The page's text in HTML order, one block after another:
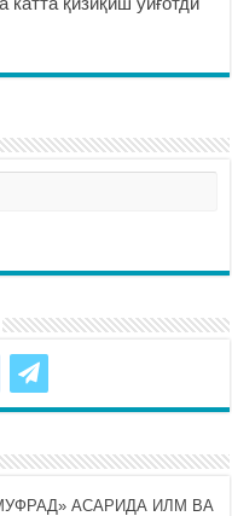
АСАРИДА ИЛМ ВА